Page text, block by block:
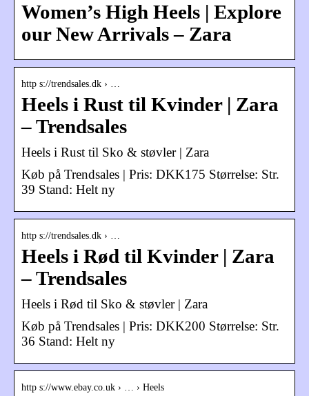
Women’s High Heels | Explore
our New Arrivals – Zara
http s://trendsales.dk › …
Heels i Rust til Kvinder | Zara
– Trendsales
Heels i Rust til Sko & støvler | Zara
Køb på Trendsales | Pris: DKK175 Størrelse: Str.
39 Stand: Helt ny
http s://trendsales.dk › …
Heels i Rød til Kvinder | Zara
– Trendsales
Heels i Rød til Sko & støvler | Zara
Køb på Trendsales | Pris: DKK200 Størrelse: Str.
36 Stand: Helt ny
http s://www.ebay.co.uk › … › Heels